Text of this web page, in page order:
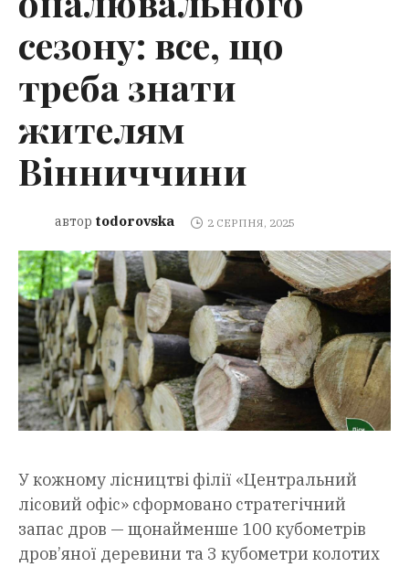
сезону: все, що
треба знати
жителям
Вінниччини
автор todorovska 2 СЕРПНЯ, 2025
У кожному лісництві філії «Центральний
лісовий офіс» сформовано стратегічний
запас дров — щонайменше 100 кубометрів
дров’яної деревини та 3 кубометри колотих